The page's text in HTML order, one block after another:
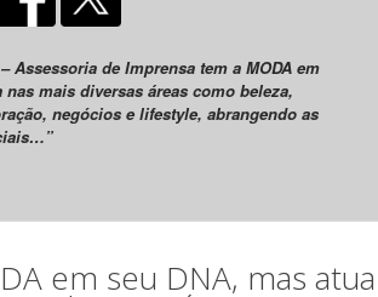
Assessoria de Imprensa tem a MODA em
nas mais diversas áreas como beleza,
negócios e lifestyle, abrangendo as
em seu DNA, mas atua